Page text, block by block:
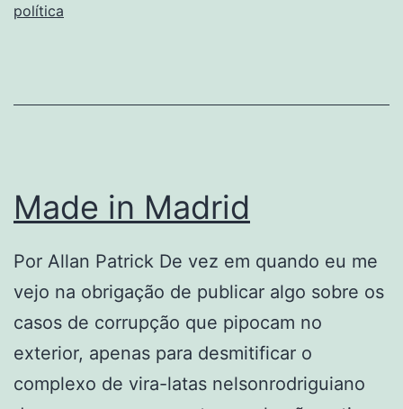
política
Made in Madrid
Por Allan Patrick De vez em quando eu me
vejo na obrigação de publicar algo sobre os
casos de corrupção que pipocam no
exterior, apenas para desmitificar o
complexo de vira-latas nelsonrodriguiano